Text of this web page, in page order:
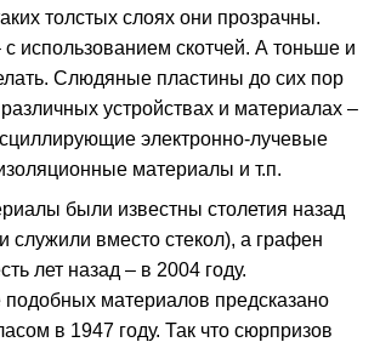
толстых слоях они прозрачны.
использованием скотчей. А тоньше и
Слюдяные пластины до сих пор
устройствах и материалах –
электронно-лучевые
материалы и т.п.
были известны столетия назад
служили вместо стекол), а графен
лет назад – в 2004 году.
материалов предсказано
в 1947 году. Так что сюрпризов